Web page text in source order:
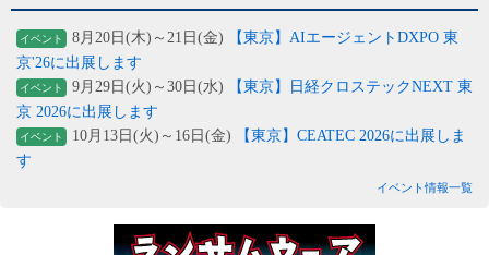
イベント 8月20日(木)～21日(金)
【東京】AIエージェントDXPO 東
京'26に出展します
イベント 9月29日(火)～30日(水)
【東京】日経クロステックNEXT 東
京 2026に出展します
イベント 10月13日(火)～16日(金)
【東京】CEATEC 2026に出展しま
す
イベント情報一覧